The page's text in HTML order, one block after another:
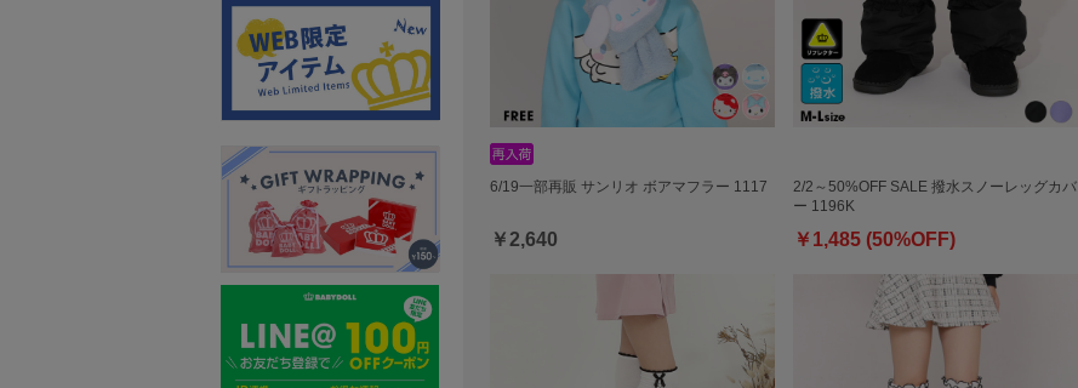
6/19一部再販 サンリオ ボアマフラー 1117
￥2,640
2/2～50%OFF SALE 撥水スノーレッグカバ
ー 1196K
￥1,485 (50%OFF)